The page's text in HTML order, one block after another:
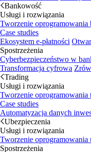
Bankowość
Usługi i rozwiązania
Tworzenie oprogramowania
Case studies
Ekosystem e-płatności
Spostrzeżenia
Cyberbezpieczeństwo w
Transformacja cyfrowa
Trading
Usługi i rozwiązania
Tworzenie oprogramowania
Case studies
Automatyzacja danych
Ubezpieczenia
Usługi i rozwiązania
Tworzenie oprogramowania
Spostrzeżenia